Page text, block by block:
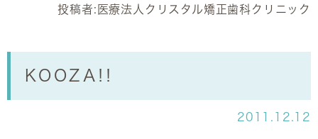
投稿者: 医療法人クリスタル矯正歯科クリニック
KOOZA!!
2011.12.12